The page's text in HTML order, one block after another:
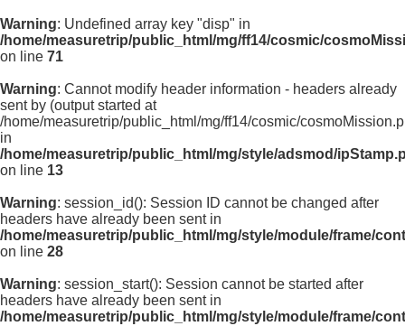
Warning: Undefined array key "disp" in
/home/measuretrip/public_html/mg/ff14/cosmic/
on line 71
Warning: Cannot modify header information - headers already
sent by (output started at
/home/measuretrip/public_html/mg/ff14/cosmic/
in
/home/measuretrip/public_html/mg/style/adsmod/
on line 13
Warning: session_id(): Session ID cannot be changed after
headers have already been sent in
/home/measuretrip/public_html/mg/style/module/frame/
on line 28
Warning: session_start(): Session cannot be started after
headers have already been sent in
/home/measuretrip/public_html/mg/style/module/frame/